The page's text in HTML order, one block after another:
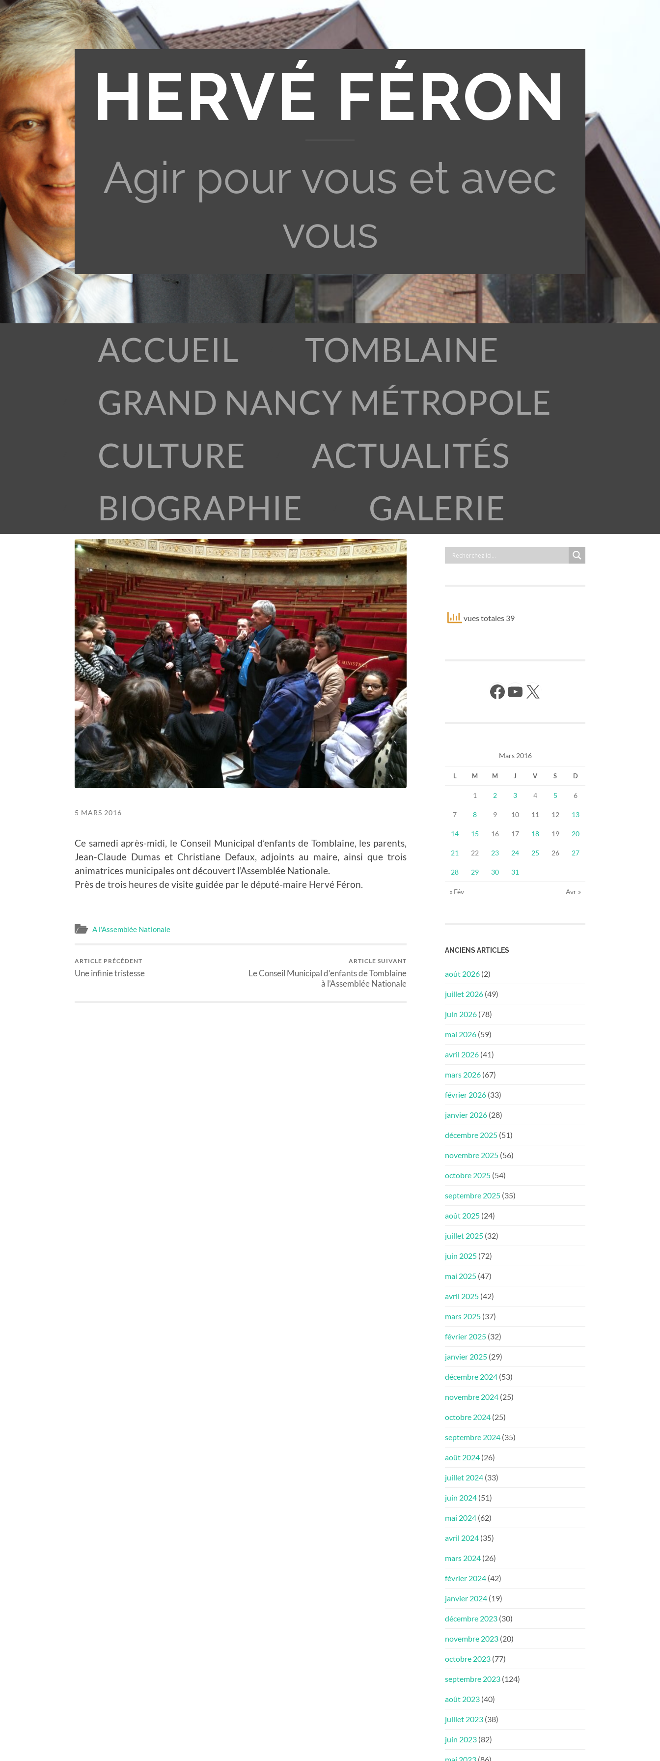
HERVÉ FÉRON
Agir pour vous et avec
vous
ACCUEIL
TOMBLAINE
GRAND NANCY MÉTROPOLE
CULTURE
ACTUALITÉS
BIOGRAPHIE
GALERIE
5 MARS 2016
Ce samedi après-midi, le Conseil Municipal d’enfants de Tomblaine, les parents,
Jean-Claude Dumas et Christiane Defaux, adjoints au maire, ainsi que trois
animatrices municipales ont découvert l’Assemblée Nationale.
Près de trois heures de visite guidée par le député-maire Hervé Féron.
A l'Assemblée Nationale
ARTICLE PRÉCÉDENT
Une infinie tristesse
ARTICLE SUIVANT
Le Conseil Municipal d’enfants de Tomblaine
à l’Assemblée Nationale
vues totales 39
Facebook YouTube X
Mars 2016
L M M J V S D
1 2 3 4 5 6
7 8 9 10 11 12 13
14 15 16 17 18 19 20
21 22 23 24 25 26 27
28 29 30 31
« Fév Avr »
ANCIENS ARTICLES
août 2026 (2)
juillet 2026 (49)
juin 2026 (78)
mai 2026 (59)
avril 2026 (41)
mars 2026 (67)
février 2026 (33)
janvier 2026 (28)
décembre 2025 (51)
novembre 2025 (56)
octobre 2025 (54)
septembre 2025 (35)
août 2025 (24)
juillet 2025 (32)
juin 2025 (72)
mai 2025 (47)
avril 2025 (42)
mars 2025 (37)
février 2025 (32)
janvier 2025 (29)
décembre 2024 (53)
novembre 2024 (25)
octobre 2024 (25)
septembre 2024 (35)
août 2024 (26)
juillet 2024 (33)
juin 2024 (51)
mai 2024 (62)
avril 2024 (35)
mars 2024 (26)
février 2024 (42)
janvier 2024 (19)
décembre 2023 (30)
novembre 2023 (20)
octobre 2023 (77)
septembre 2023 (124)
août 2023 (40)
juillet 2023 (38)
juin 2023 (82)
mai 2023 (86)